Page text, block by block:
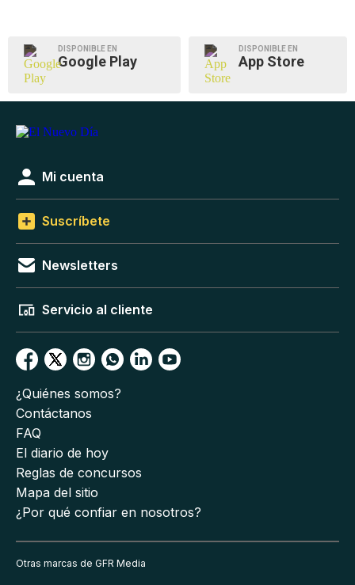
DISPONIBLE EN
Google Play
DISPONIBLE EN
App Store
Mi cuenta
Suscríbete
Newsletters
Servicio al cliente
¿Quiénes somos?
Contáctanos
FAQ
El diario de hoy
Reglas de concursos
Mapa del sitio
¿Por qué confiar en nosotros?
Otras marcas de GFR Media